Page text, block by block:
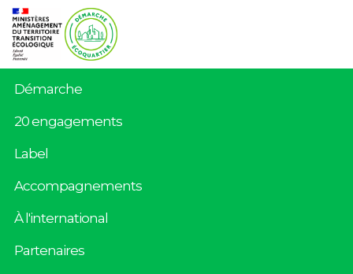
Démarche
20 engagements
Label
Accompagnements
À l'international
Partenaires